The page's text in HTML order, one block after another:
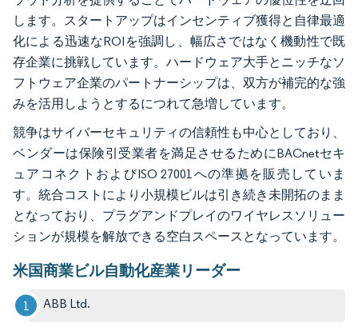
します。スタートアップはインセンティブ獲得と自律最適
化による迅速なROIを強調し、幅広さではなく機動性で既
存企業に挑戦しています。ハードウェア大手とニッチなソ
フトウェア企業のパートナーシップは、双方が補完的な強
みを活用しようとするにつれて急増しています。
競争はサイバーセキュリティの信頼性も中心としており、
ベンダーは保険引受業者を満足させるためにBACnetセキ
ュアコネクトおよびISO 27001への準拠を販売していま
す。統合コストにより小規模ビルは引き続き未開拓のまま
となっており、プラグアンドプレイのワイヤレスソリュー
ションが規模を解放できる空白スペースとなっています。
米国商業ビル自動化産業リーダー
ABB Ltd.